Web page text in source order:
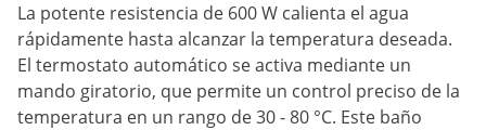
La potente resistencia de 600 W calienta el agua
rápidamente hasta alcanzar la temperatura deseada.
El termostato automático se activa mediante un
mando giratorio, que permite un control preciso de la
temperatura en un rango de 30 - 80 °C. Este baño